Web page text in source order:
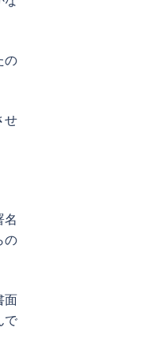
の
せ
名
の
面
で